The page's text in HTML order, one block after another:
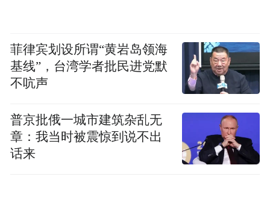
族身份，体现出礼乐制度的发展；借助卜
骨，可窥得目前所知中国最早成熟文字系统
的模样……展览呈现商代社会的多重面貌，
展品之外，科技加持，则让观展氛围更加浓
郁。比如，利用丝线的光影艺术、AI活化历
菲律宾划设所谓“黄岩岛领海
基线”，台湾学者批民进党默
不吭声
普京批俄一城市建筑杂乱无
章：我当时被震惊到说不出
话来